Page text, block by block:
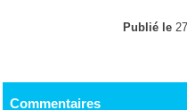
Publié le
Commentaires